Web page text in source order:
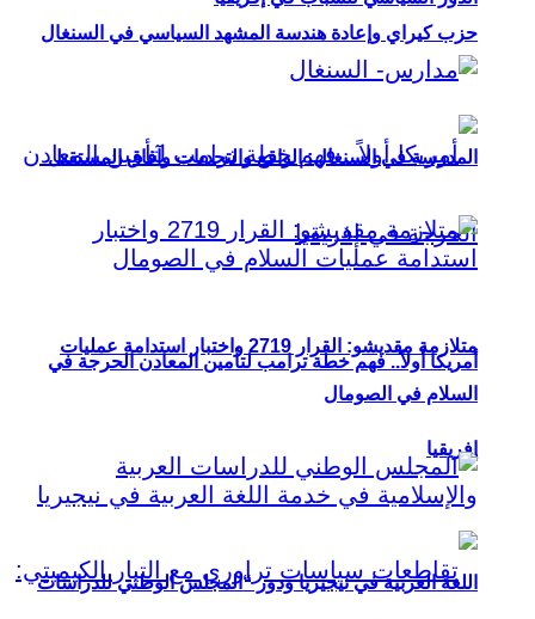
حزب كيراي وإعادة هندسة المشهد السياسي في السنغال
أمريكا أولاً.. فهم خطة ترامب لتأمين المعادن الحرجة في
إفريقيا
المدرسة في السنغال: الواقع والتحديات وآفاق المستقبل
متلازمة مقديشو: القرار 2719 واختبار استدامة عمليات
السلام في الصومال
اللغة العربية في نيجيريا ودور “المجلس الوطني للدراسات